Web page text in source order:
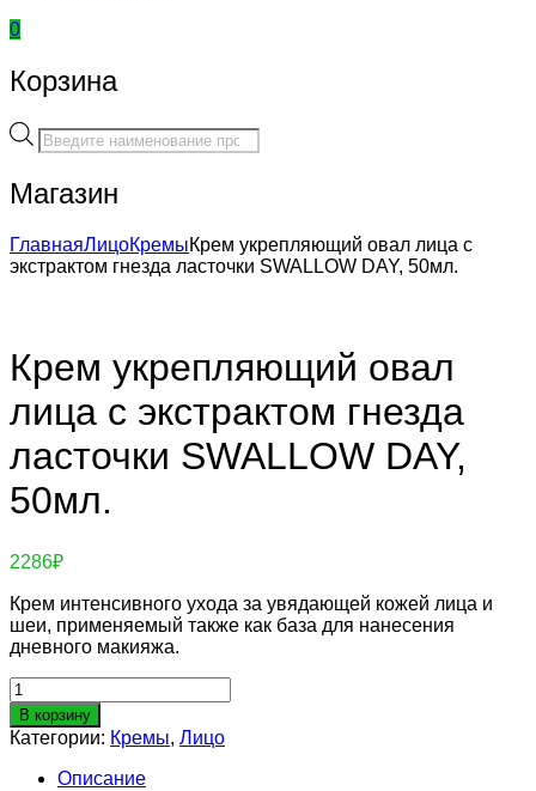
0
Корзина
Поиск
товаров
Магазин
ГлавнаяЛицоКремыКрем укрепляющий овал лица с
экстрактом гнезда ласточки SWALLOW DAY, 50мл.
Крем укрепляющий овал
лица с экстрактом гнезда
ласточки SWALLOW DAY,
50мл.
2286₽
Крем интенсивного ухода за увядающей кожей лица и
шеи, применяемый также как база для нанесения
дневного макияжа.
Количество
товара
Крем
укрепляющий
овал
В корзину
Категории: Кремы, Лицо
Описание